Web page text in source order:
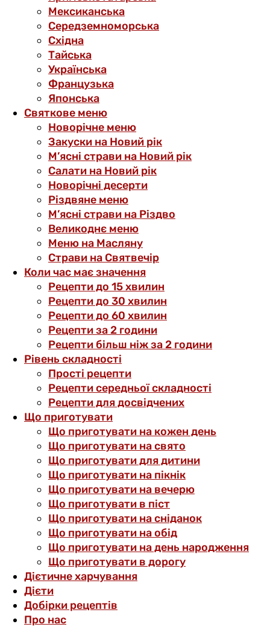
Мексиканська
Середземноморська
Східна
Тайська
Українська
Французька
Японська
Святкове меню
Новорічне меню
Закуски на Новий рік
М’ясні страви на Новий рік
Салати на Новий рік
Новорічні десерти
Різдвяне меню
М’ясні страви на Різдво
Великоднє меню
Меню на Масляну
Страви на Святвечір
Коли час має значення
Рецепти до 15 хвилин
Рецепти до 30 хвилин
Рецепти до 60 хвилин
Рецепти за 2 години
Рецепти більш ніж за 2 години
Рівень складності
Прості рецепти
Рецепти середньої складності
Рецепти для досвідчених
Що приготувати
Що приготувати на кожен день
Що приготувати на свято
Що приготувати для дитини
Що приготувати на пікнік
Що приготувати на вечерю
Що приготувати в піст
Що приготувати на сніданок
Що приготувати на обід
Що приготувати на день народження
Що приготувати в дорогу
Дієтичне харчування
Дієти
Добірки рецептів
Про нас